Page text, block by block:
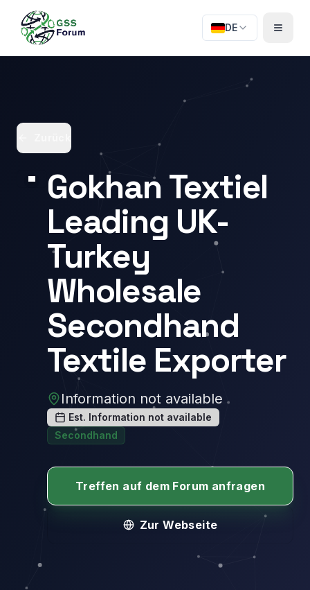
DE
Gokhan Textiel
Leading UK-
Turkey
Wholesale
Secondhand
Textile Exporter
Information not available
Est. Information not available
Secondhand
Treffen auf dem Forum anfragen
Zur Webseite